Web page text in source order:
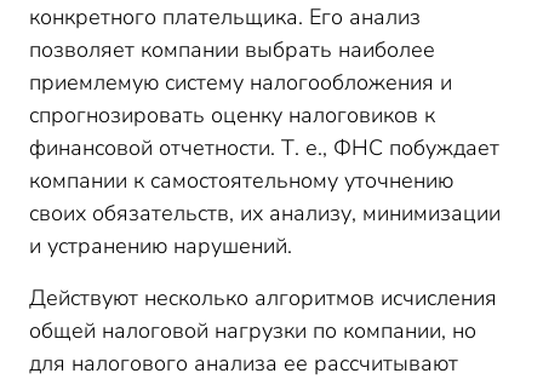
конкретного плательщика. Его анализ
позволяет компании выбрать наиболее
приемлемую систему налогообложения и
спрогнозировать оценку налоговиков к
финансовой отчетности. Т. е., ФНС побуждает
компании к самостоятельному уточнению
своих обязательств, их анализу, минимизации
и устранению нарушений.
Действуют несколько алгоритмов исчисления
общей налоговой нагрузки по компании, но
для налогового анализа ее рассчитывают